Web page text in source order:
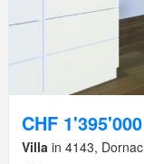
CHF 1'395'000
Villa in 4143,